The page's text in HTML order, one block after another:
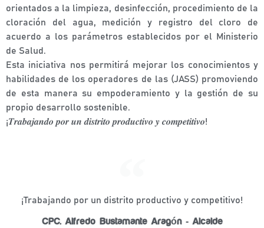
orientados a la limpieza, desinfección, procedimiento de la
cloración del agua, medición y registro del cloro de
acuerdo a los parámetros establecidos por el Ministerio
de Salud.
Esta iniciativa nos permitirá mejorar los conocimientos y
habilidades de los operadores de las (JASS) promoviendo
de esta manera su empoderamiento y la gestión de su
propio desarrollo sostenible.
¡𝑻𝒓𝒂𝒃𝒂𝒋𝒂𝒏𝒅𝒐 𝒑𝒐𝒓 𝒖𝒏 𝒅𝒊𝒔𝒕𝒓𝒊𝒕𝒐 𝒑𝒓𝒐𝒅𝒖𝒄𝒕𝒊𝒗𝒐 𝒚 𝒄𝒐𝒎𝒑𝒆𝒕𝒊𝒕𝒊𝒗𝒐!
¡Trabajando por un distrito productivo y competitivo!
CPC. Alfredo Bustamante Aragón - Alcalde